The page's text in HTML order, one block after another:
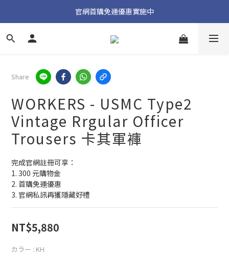
加入官方 LINE 獲取隱藏好禮
官網首購免運優惠實施中
加入官方 LINE 獲取隱藏好禮
Share
WORKERS - USMC Type2
Vintage Rrgular Officer
Trousers 卡其軍褲
完成官網註冊可享：
1. 300 元購物金
2. 首購免運優惠
3. 官網私訊再獲隱藏好禮
NT$5,880
カラー : KH